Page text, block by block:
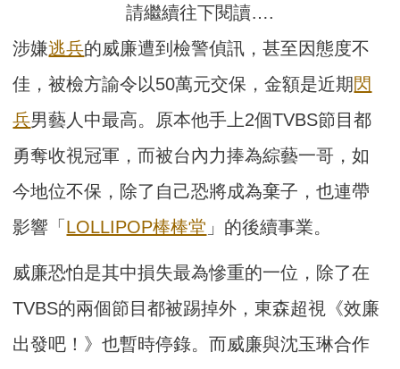
請繼續往下閱讀….
涉嫌逃兵的威廉遭到檢警偵訊，甚至因態度不
佳，被檢方諭令以50萬元交保，金額是近期 閃
兵男藝人中最高。原本他手上2個TVBS節目都
勇奪收視冠軍，而被台內力捧為綜藝一哥，如
今地位不保，除了自己恐將成為棄子，也連帶
影響「 LOLLIPOP棒棒堂 」的後續事業。
威廉恐怕是其中損失最為慘重的一位，除了在
TVBS的兩個節目都被踢掉外，東森超視《效廉
出發吧！》也暫時停錄。而威廉與沈玉琳合作